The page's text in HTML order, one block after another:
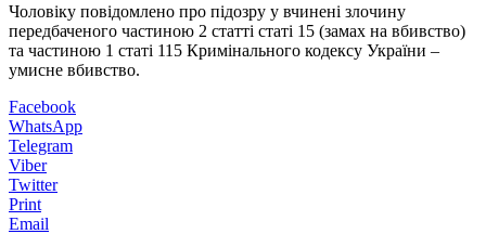
Чоловіку повідомлено про підозру у вчинені злочину
передбаченого частиною 2 статті статі 15 (замах на вбивство)
та частиною 1 статі 115 Кримінального кодексу України –
умисне вбивство.
Facebook
WhatsApp
Telegram
Viber
Twitter
Print
Email